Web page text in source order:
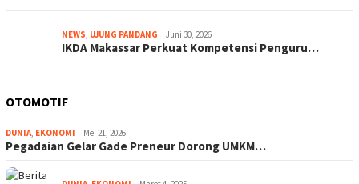
NEWS, UJUNG PANDANG Juni 30, 2026
IKDA Makassar Perkuat Kompetensi Penguru…
OTOMOTIF
DUNIA, EKONOMI Mei 21, 2026
Pegadaian Gelar Gade Preneur Dorong UMKM…